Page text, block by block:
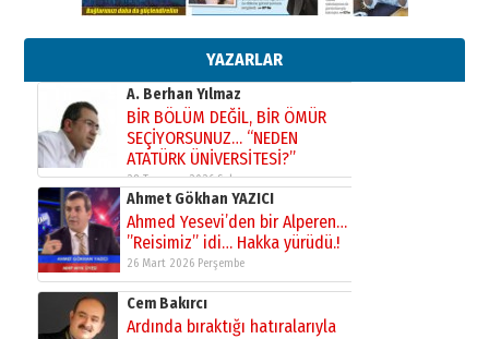
YAZARLAR
Bir fotoğraf, bir şehir, bir
A. Berhan Yılmaz
BİR BÖLÜM DEĞİL, BİR ÖMÜR
SEÇİYORSUNUZ… “NEDEN
ATATÜRK ÜNİVERSİTESİ?”
28 Temmuz 2026 Salı
Ahmet Gökhan YAZICI
Ahmed Yesevi’den bir Alperen…
”Reisimiz” idi… Hakka yürüdü.!
26 Mart 2026 Perşembe
Cem Bakırcı
Ardında bıraktığı hatıralarıyla